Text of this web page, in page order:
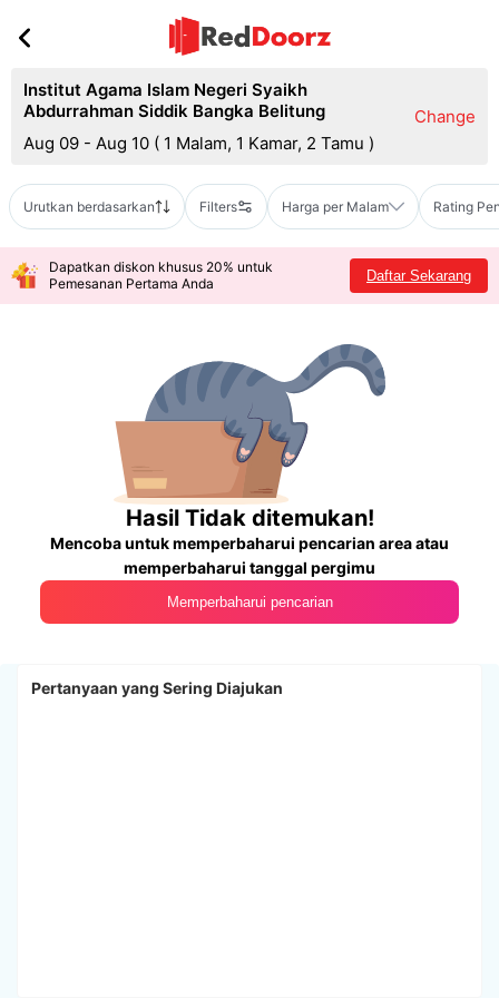
Institut Agama Islam Negeri Syaikh
Abdurrahman Siddik Bangka Belitung
Aug 09 - Aug 10 ( 1 Malam, 1 Kamar, 2 Tamu )
Change
Urutkan berdasarkan Filters Harga per Malam Rating
Dapatkan diskon khusus 20% untuk
Pemesanan Pertama Anda
Daftar Sekarang
Hasil Tidak ditemukan!
Mencoba untuk memperbaharui pencarian area atau
memperbaharui tanggal pergimu
Memperbaharui pencarian
Pertanyaan yang Sering Diajukan